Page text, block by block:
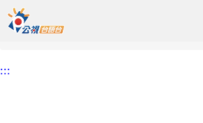
中央內容區塊
頭頁
:::